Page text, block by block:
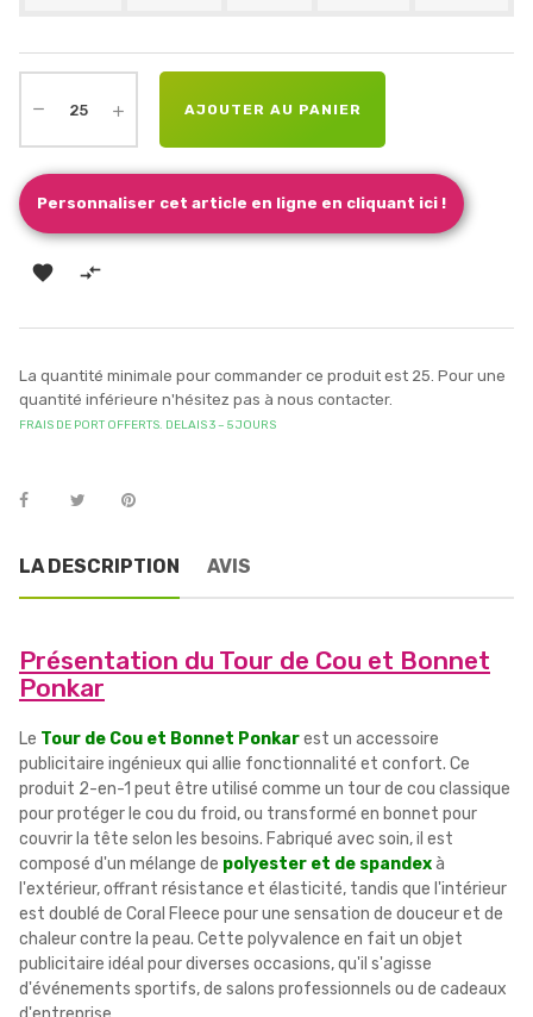
AJOUTER AU PANIER
Personnaliser cet article en ligne en cliquant ici !
 
La quantité minimale pour commander ce produit est 25. Pour une
quantité inférieure n'hésitez pas à nous contacter.
FRAIS DE PORT OFFERTS. DELAIS 3 – 5 JOURS
LA DESCRIPTION AVIS
Présentation du Tour de Cou et Bonnet
Ponkar
Le Tour de Cou et Bonnet Ponkarest un accessoire
publicitaire ingénieux qui allie fonctionnalité et confort. Ce
produit 2-en-1 peut être utilisé comme un tour de cou classique
pour protéger le cou du froid, ou transformé en bonnet pour
couvrir la tête selon les besoins. Fabriqué avec soin, il est
composé d'un mélange de polyester et de spandexà
l'extérieur, offrant résistance et élasticité, tandis que l'intérieur
est doublé de Coral Fleece pour une sensation de douceur et de
chaleur contre la peau. Cette polyvalence en fait un objet
publicitaire idéal pour diverses occasions, qu'il s'agisse
d'événements sportifs, de salons professionnels ou de cadeaux